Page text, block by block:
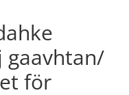
gaavhtan/
för